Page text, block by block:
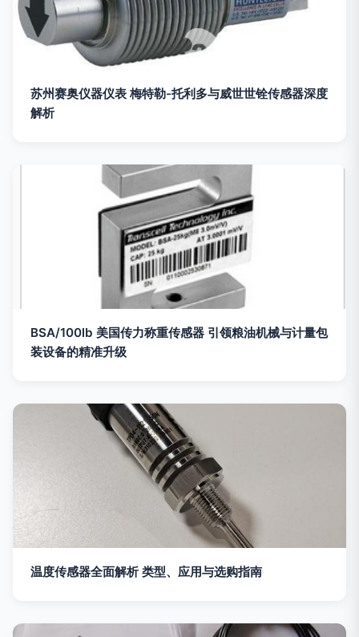
苏州赛奥仪器仪表 梅特勒-托利多与威世世铨传感器深度
解析
BSA/100lb 美国传力称重传感器 引领粮油机械与计量包
装设备的精准升级
温度传感器全面解析 类型、应用与选购指南